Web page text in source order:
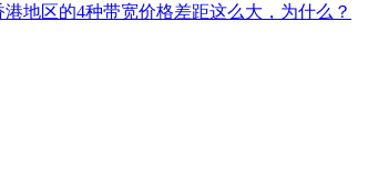
港地区的4种带宽价格差距这么大，为什么？